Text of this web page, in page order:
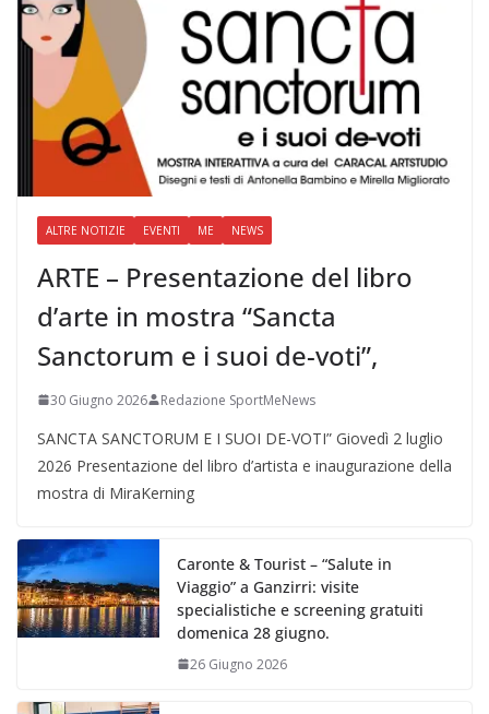
ALTRE NOTIZIE EVENTI ME NEWS
ARTE – Presentazione del libro
d’arte in mostra “Sancta
Sanctorum e i suoi de-voti”,
30 Giugno 2026 Redazione SportMeNews
SANCTA SANCTORUM E I SUOI DE-VOTI” Giovedì 2 luglio
2026 Presentazione del libro d’artista e inaugurazione della
mostra di MiraKerning
Caronte & Tourist – “Salute in
Viaggio” a Ganzirri: visite
specialistiche e screening gratuiti
domenica 28 giugno.
26 Giugno 2026